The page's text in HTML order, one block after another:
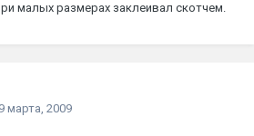
малых размерах заклеивал скотчем.
марта, 2009